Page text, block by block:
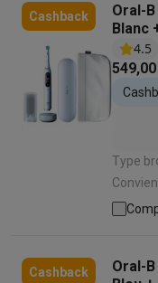
Cashback
Oral-
Blanc
4.5
Type
Convient pour:
brossage: 7 | Types de
, Soins
Cashback
Oral-B